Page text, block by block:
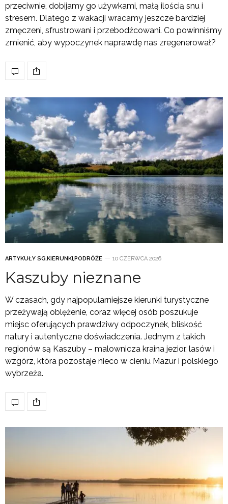
przeciwnie, dobijamy go używkami, małą ilością snu i
stresem. Dlatego z wakacji wracamy jeszcze bardziej
zmęczeni, sfrustrowani i przebodźcowani. Co powinniśmy
zmienić, aby wypoczynek naprawdę nas zregenerował?
ARTYKUŁY SG,KIERUNKI ,PODRÓŻE 10 CZERWCA 2026
Kaszuby nieznane
W czasach, gdy najpopularniejsze kierunki turystyczne
przeżywają oblężenie, coraz więcej osób poszukuje
miejsc oferujących prawdziwy odpoczynek, bliskość
natury i autentyczne doświadczenia. Jednym z takich
regionów są Kaszuby – malownicza kraina jezior, lasów i
wzgórz, która pozostaje nieco w cieniu Mazur i polskiego
wybrzeża.